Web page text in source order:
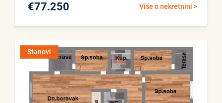
Više o nekretnini >
€77.250
Stanovi